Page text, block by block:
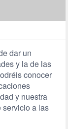
dar un
y la de las
conocer
y nuestra
servicio a las